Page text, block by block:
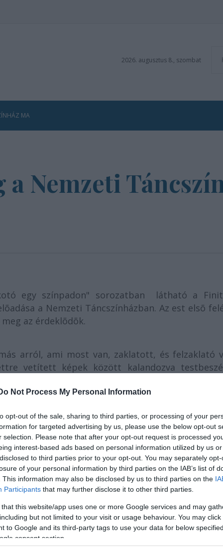
Not Process My Personal Information
opt-out of the sale, sharing to third parties, or processing of your
for targeted advertising by us, please use the below opt-out
selection. Please note that after your opt-out request is processed
interest-based ads based on personal information utilized by us
to third parties prior to your opt-out. You may separately
of your personal information by third parties on the IAB’s list of
This information may also be disclosed by us to third parties on the
Participants that may further disclose it to other third parties.
that this website/app uses one or more Google services and may
but not limited to your visit or usage behaviour. You may
to Google and its third-party tags to use your data for below
consent section.
2026. augusztus 8., szombat
MA
Nemzeti
egy színpadon" sorozatban látható a
a Nemzeti Táncszínházban. Az est elsõ
az érdeklõdõk.
arról, ami most van, zaklatott, és felzaklató
vetített képek között kalandozva
sem foglalható történetét - O. Caruso
tűpontos munkája. Fehér táncosként
***
la Commedia:
piercing
Fehér Ferenc
O. Caruso, Fehér Ferenc
Lilla/videón/
The Corporation
O. Caruso
Bánki Gabi